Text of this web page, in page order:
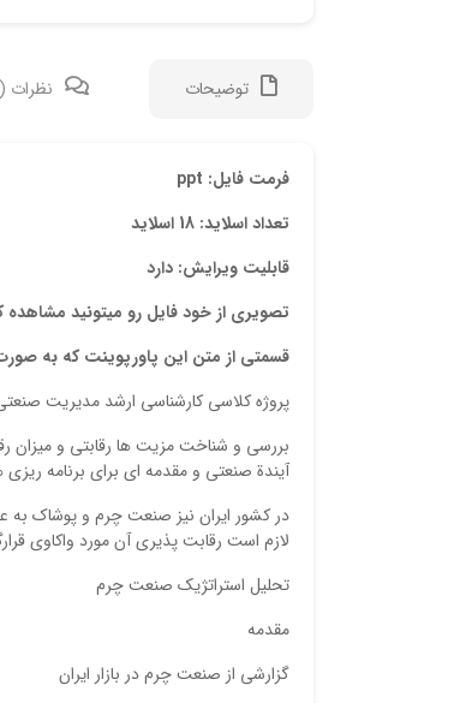
توضیحات نظرات (0)
فرمت فایل: ppt
تعداد اسلاید: 18 اسلاید
قابلیت ویرایش: دارد
تصویری از خود فایل رو میتونید مشاهده
قسمتی از متن این پاورپوینت که به
پروژه کلاسی کارشناسی ارشد مدیریت
بررسی و شناخت مزیت ها رقابتی و میزان
آیندة صنعتی و مقدمه ای برای برنامه
در کشور ایران نیز صنعت چرم و پوشاک به
لازم است رقابت پذیری آن مورد واکاوی
تحلیل استراتژیک صنعت چرم
مقدمه
گزارشی از صنعت چرم در بازار ایران